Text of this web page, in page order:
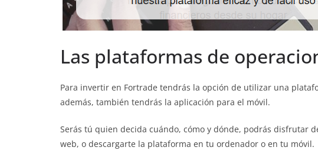
Las plataformas de
Para invertir en Fortrade tendrás la opción de utilizar una
además, también tendrás la aplicación para el móvil.
Serás tú quien decida cuándo, cómo y dónde, podrás disfrutar
web, o descargarte la plataforma en tu ordenador o en tu móvil.